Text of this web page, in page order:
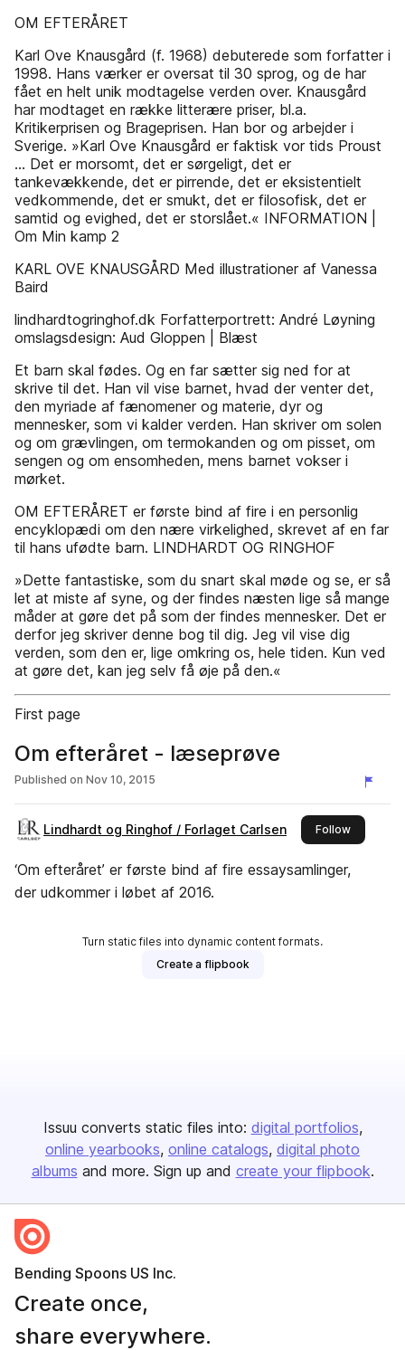
OM EFTERÅRET
Karl Ove Knausgård (f. 1968) debuterede som forfatter i
1998. Hans værker er oversat til 30 sprog, og de har
fået en helt unik modtagelse verden over. Knausgård
har modtaget en række litterære priser, bl.a.
Kritikerprisen og Brageprisen. Han bor og arbejder i
Sverige. »Karl Ove Knausgård er faktisk vor tids Proust
… Det er morsomt, det er sørgeligt, det er
tankevækkende, det er pirrende, det er eksistentielt
vedkommende, det er smukt, det er filosofisk, det er
samtid og evighed, det er storslået.« INFORMATION |
Om Min kamp 2
KARL OVE KNAUSGÅRD Med illustrationer af Vanessa
Baird
lindhardtogringhof.dk Forfatterportrett: André Løyning
omslagsdesign: Aud Gloppen | Blæst
Et barn skal fødes. Og en far sætter sig ned for at
skrive til det. Han vil vise barnet, hvad der venter det,
den myriade af fænomener og materie, dyr og
mennesker, som vi kalder verden. Han skriver om solen
og om grævlingen, om termokanden og om pisset, om
sengen og om ensomheden, mens barnet vokser i
mørket.
OM EFTERÅRET er første bind af fire i en personlig
encyklopædi om den nære virkelighed, skrevet af en far
til hans ufødte barn. LINDHARDT OG RINGHOF
»Dette fantastiske, som du snart skal møde og se, er så
let at miste af syne, og der findes næsten lige så mange
måder at gøre det på som der findes mennesker. Det er
derfor jeg skriver denne bog til dig. Jeg vil vise dig
verden, som den er, lige omkring os, hele tiden. Kun ved
at gøre det, kan jeg selv få øje på den.«
First page
Om efteråret - læseprøve
Published on Nov 10, 2015
Lindhardt og Ringhof / Forlaget Carlsen Followthis
‘Om efteråret’ er første bind af fire essaysamlinger,
der udkommer i løbet af 2016.
Turn static files into dynamic content formats.
Create a flipbook
Issuu converts static files into: digital portfolios
online yearbooks online catalogs digital photo
albums and more. Sign up and create your flipbook.
Bending Spoons US Inc.
Create once,
share everywhere.